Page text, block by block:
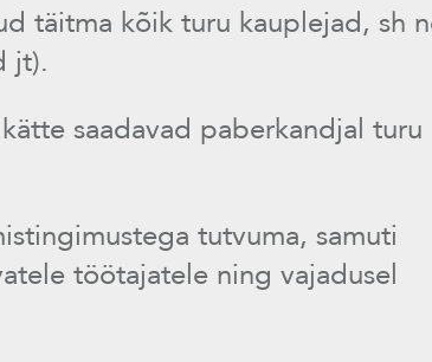
täitma kõik turu kauplejad, sh
jt).
saadavad paberkandjal turu
tutvuma, samuti
töötajatele ning vajadusel